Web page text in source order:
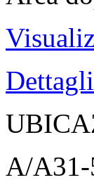
Dettagli
A/A31-